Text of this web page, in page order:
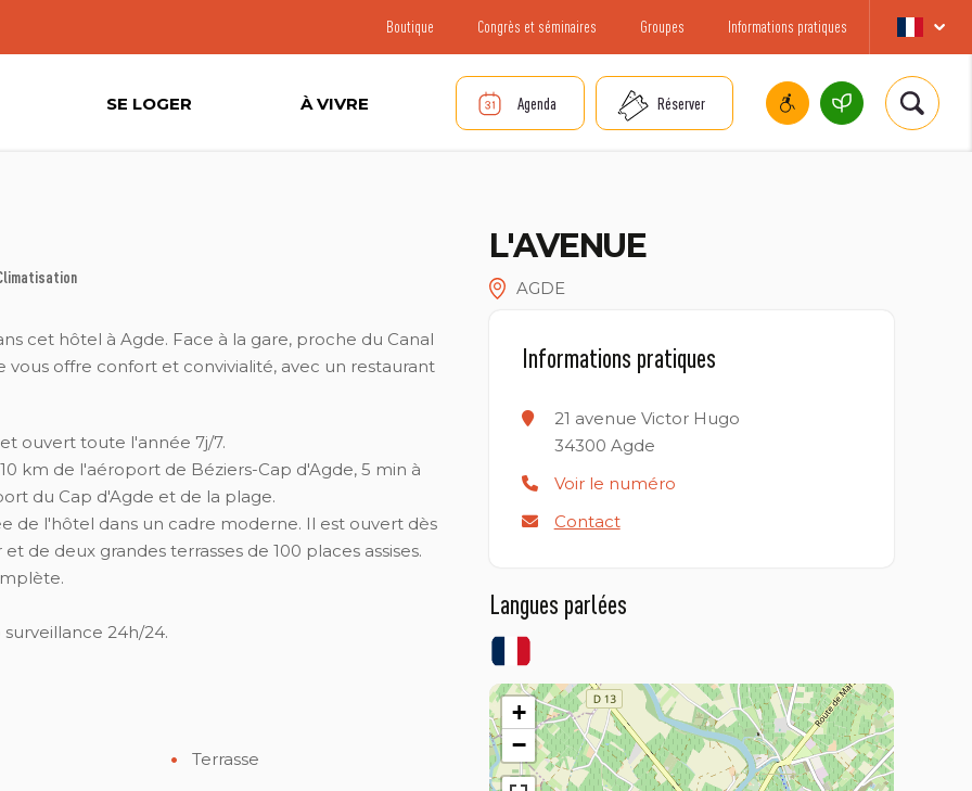
Boutique Congrès et séminaires Groupes Informations pratiques
SE LOGER À VIVRE Agenda Réserver
cet hôtel à Agde. Face à la gare, proche du Canal
offre confort et convivialité, avec un restaurant
ouvert toute l'année 7j/7.
km de l'aéroport de Béziers-Cap d'Agde, 5 min à
du Cap d'Agde et de la plage.
de l'hôtel dans un cadre moderne. Il est ouvert dès
de deux grandes terrasses de 100 places assises.
surveillance 24h/24.
Terrasse
L'AVENUE
AGDE
Informations pratiques
21 avenue Victor Hugo
34300 Agde
Voir le numéro
Contact
Langues parlées
+
−